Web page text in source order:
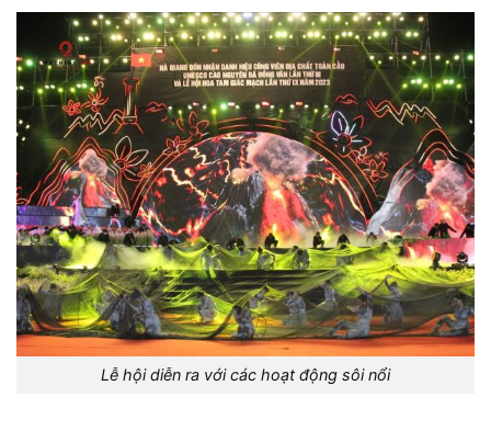
Lễ hội diễn ra với các hoạt động sôi nổi